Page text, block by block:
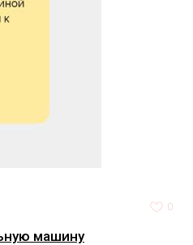
0
машину